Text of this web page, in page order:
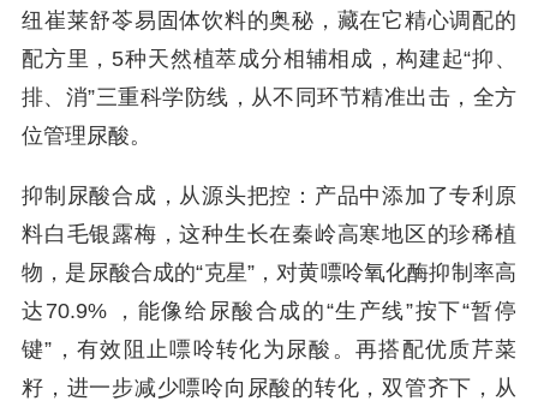
纽崔莱舒苓易固体饮料的奥秘，藏在它精心调配的
配方里，5种天然植萃成分相辅相成，构建起“抑、
排、消”三重科学防线，从不同环节精准出击，全方
位管理尿酸。
抑制尿酸合成，从源头把控：产品中添加了专利原
料白毛银露梅，这种生长在秦岭高寒地区的珍稀植
物，是尿酸合成的“克星”，对黄嘌呤氧化酶抑制率高
达70.9% ，能像给尿酸合成的“生产线”按下“暂停
键”，有效阻止嘌呤转化为尿酸。再搭配优质芹菜
籽，进一步减少嘌呤向尿酸的转化，双管齐下，从